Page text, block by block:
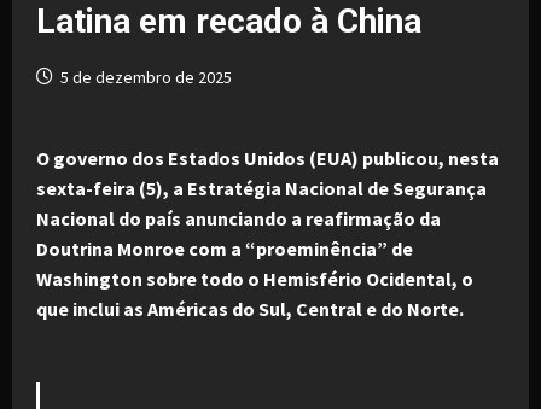
Latina em recado à China
5 de dezembro de 2025
O governo dos Estados Unidos (EUA) publicou, nesta
sexta-feira (5), a Estratégia Nacional de Segurança
Nacional do país anunciando a reafirmação da
Doutrina Monroe com a “proeminência” de
Washington sobre todo o Hemisfério Ocidental, o
que inclui as Américas do Sul, Central e do Norte.